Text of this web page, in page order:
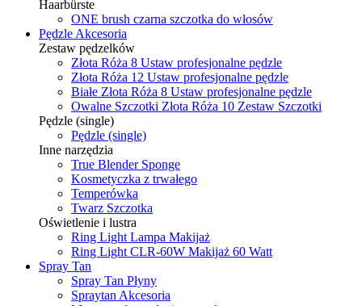
Haarbürste
ONE brush czarna szczotka do włosów
Pędzle Akcesoria
Zestaw pędzelków
Złota Róża 8 Ustaw profesjonalne pędzle
Złota Róża 12 Ustaw profesjonalne pędzle
Białe Złota Róża 8 Ustaw profesjonalne pędzle
Owalne Szczotki Złota Róża 10 Zestaw Szczotki
Pędzle (single)
Pędzle (single)
Inne narzędzia
True Blender Sponge
Kosmetyczka z trwałego
Temperówka
Twarz Szczotka
Oświetlenie i lustra
Ring Light Lampa Makijaż
Ring Light CLR-60W Makijaż 60 Watt
Spray Tan
Spray Tan Płyny
Spraytan Akcesoria